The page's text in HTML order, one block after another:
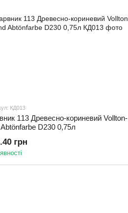
КД013
113 Древесно-кориневий Vollton-
D230 0,75л
грн